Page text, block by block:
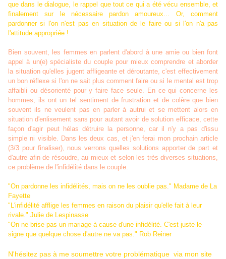
que dans le dialogue, le rappel que tout ce qui a été vécu ensemble, et
finalement sur le nécessaire pardon amoureux... Or, comment
pardonner si l'on n'est pas en situation de le faire ou si l'on n'a pas
l'attitude appropriée !
Bien souvent, les femmes en parlent d'abord à une amie ou bien font
appel à un(e) spécialiste du couple pour mieux comprendre et aborder
la situation qu'elles jugent affligeante et déroutante, c'est effectivement
un bon réflexe si l'on ne sait plus comment faire ou si le mental est trop
affaibli ou désorienté pour y faire face seule. En ce qui concerne les
hommes, ils ont un tel sentiment de frustration et de colère que bien
souvent ils ne veulent pas en parler à autrui et se mettent alors en
situation d'enlisement sans pour autant avoir de solution efficace, cette
façon d'agir peut hélas détruire la personne, car il n'y a pas d'issu
simple ni visible. Dans les deux cas, et j'en ferai mon prochain article
(3/3 pour finaliser), nous verrons quelles solutions apporter de part et
d'autre afin de résoudre, au mieux et selon les très diverses situations,
ce problème de l'infidélité dans le couple.
"On pardonne les infidélités, mais on ne les oublie pas." Madame de La
Fayette
"L'infidélité afflige les femmes en raison du plaisir qu'elle fait à leur
rivale." Julie de Lespinasse
"On ne brise pas un mariage à cause d'une infidélité. C'est juste le
signe que quelque chose d'autre ne va pas." Rob Reiner
N'hésitez pas à me soumettre votre problématique via mon site